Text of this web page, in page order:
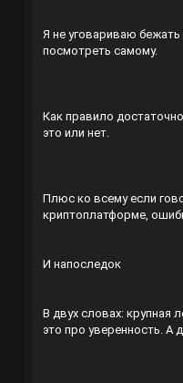
Я не уговариваю
посмотреть самому.
Как правило
это или нет.
Плюс ко всему если
криптоплатформе,
И напоследок
В двух словах: крупная
это про уверенность. А